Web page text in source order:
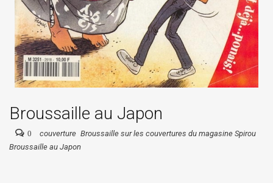
Broussaille au Japon
0 couverture Broussaille sur les couvertures du magasine Spirou
Broussaille au Japon